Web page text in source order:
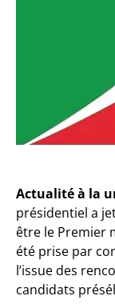
Actualité à la
présidentiel a
être le Premier
été prise par
l’issue des
candidats